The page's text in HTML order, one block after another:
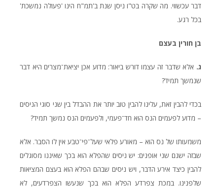
דבר עכשווי. מה שקרה בט"ו ניסן שנת ב'תמ"ח הינו 'פעולה נמשכת'
בכל רגע.
בן חורין בעצם
ג. אלא שדבר זה עצמו דורש ביאור: מדוע אכן יציאת־מצרים היא דבר
שנמשך תמיד?
בכדי להבין זאת, עלינו להבין טוב יותר את ההבדל בין שני סוגי הניסים
– מדוע לפעמים הנס הוא חד־פעמי, ולפעמים הנס נמשך תמיד?
משמעותו של נס הוא – מאורע פלאי שעל־פי־טבע אין לו הסבר. אלא
שבזה ישנם שני אופנים: יש ניסים שהפלא הוא בכך שאיננו מסוגלים
להבין כיצד אירע הדבר, ויש ניסים שבהם הפלא הוא בעצם המציאות
שלפנינו. במכת צפרדע הפלא הוא בכך שנעשו הצפרדעים, לא